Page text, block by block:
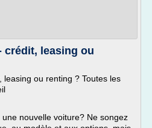
crédit, leasing ou
leasing ou renting ? Toutes les
nouvelle voiture? Ne songez